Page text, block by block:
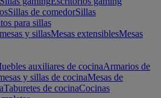
Sillas de comedorSillas
para sillas
y sillasMesas extensiblesMesas
auxiliares de cocinaArmarios de
y sillas de cocinaMesas de
Taburetes de cocinaCocinas